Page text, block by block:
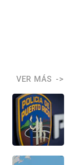
VER MÁS